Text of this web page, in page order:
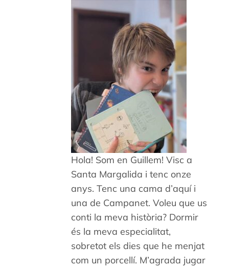
Hola! Som en Guillem! Visc a
Santa Margalida i tenc onze
anys. Tenc una cama d’aquí i
una de Campanet. Voleu que us
conti la meva història? Dormir
és la meva especialitat,
sobretot els dies que he menjat
com un porcellí. M’agrada jugar